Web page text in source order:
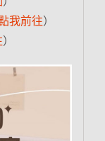
我前往）
）